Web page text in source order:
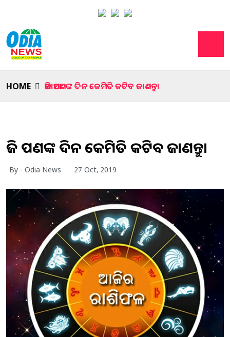
HOME ଆଜି ଆପଣଙ୍କ ଦିନ କେମିତି କଟିବ ଜାଣନ୍ତୁ।
ଆଜି ଆପଣଙ୍କ ଦିନ କେମିତି କଟିବ ଜାଣନ୍ତୁ।
By - Odia News 27 Oct, 2019